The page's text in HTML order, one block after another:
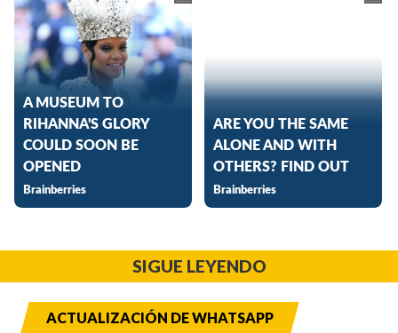
SIGUE LEYENDO
ACTUALIZACIÓN DE WHATSAPP